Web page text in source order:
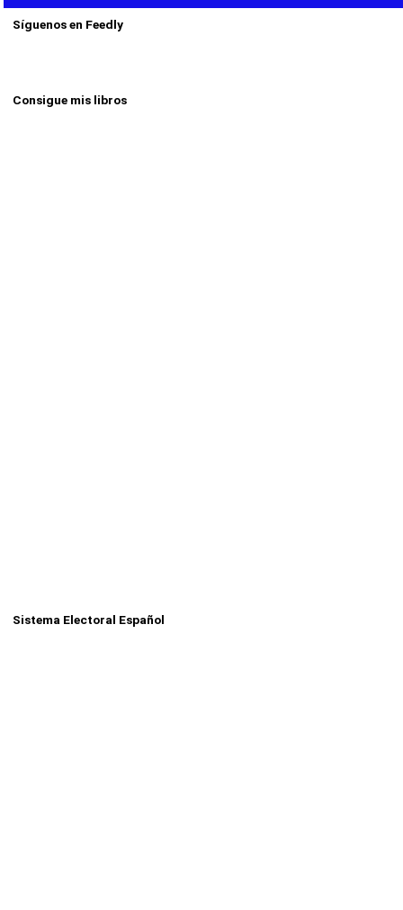
Síguenos en Feedly
Consigue mis libros
Sistema Electoral Español